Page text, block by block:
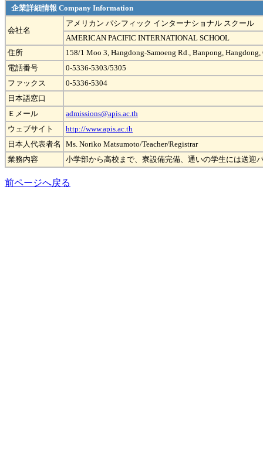
企業詳細情報 Company Information
会社名
アメリカン パシフィック インターナショナル スクール
AMERICAN PACIFIC INTERNATIONAL SCHOOL
住所
158/1 Moo 3, Hangdong-Samoeng Rd., Banpong,
電話番号
0-5336-5303/5305
ファックス
0-5336-5304
日本語窓口
Ｅメール
admissions@apis.ac.th
ウェブサイト
http://www.apis.ac.th
日本人代表者名
Ms. Noriko Matsumoto/Teacher/Registrar
業務内容
小学部から高校まで、寮設備完備、通いの学生には送迎
前ページへ戻る